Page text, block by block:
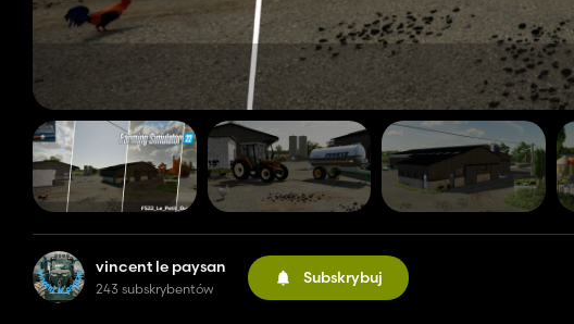
vincent le paysan
243 subskrybentów
Subskrybuj